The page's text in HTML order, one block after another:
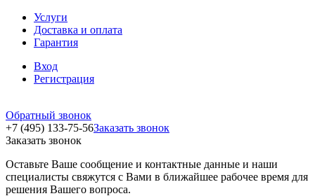
Услуги
Доставка и оплата
Гарантия
Вход
Регистрация
Обратный звонок
+7 (495) 133-75-56Заказать звонок
Заказать звонок
Оставьте Ваше сообщение и контактные данные и наши
специалисты свяжутся с Вами в ближайшее рабочее время для
решения Вашего вопроса.